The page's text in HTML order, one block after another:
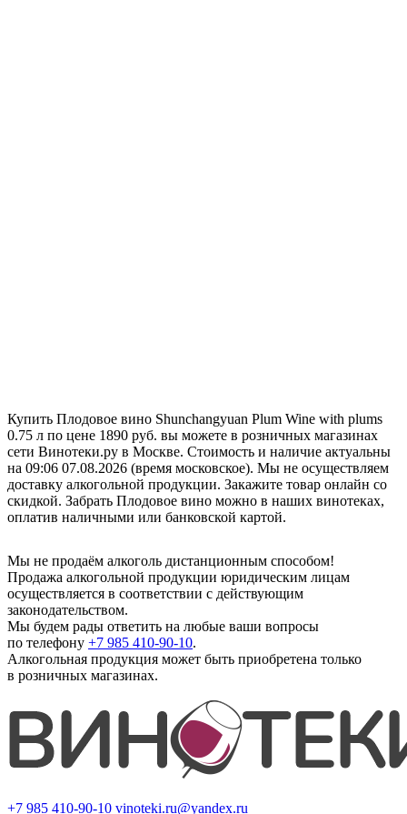
Купить Плодовое вино Shunchangyuan Plum Wine with plums
0.75 л по цене 1890 руб. вы можете в розничных магазинах
сети Винотеки.ру в Москве. Стоимость и наличие актуальны
на 09:06 07.08.2026 (время московское). Мы не осуществляем
доставку алкогольной продукции. Закажите товар онлайн со
скидкой. Забрать Плодовое вино можно в наших винотеках,
оплатив наличными или банковской картой.
Мы не продаём алкоголь дистанционным способом!
Продажа алкогольной продукции юридическим лицам
осуществляется в соответствии с действующим
законодательством.
Мы будем рады ответить на любые ваши вопросы
по телефону +7 985 410-90-10.
Алкогольная продукция может быть приобретена только
в розничных магазинах.
+7 985 410-90-10 vinoteki.ru@yandex.ru